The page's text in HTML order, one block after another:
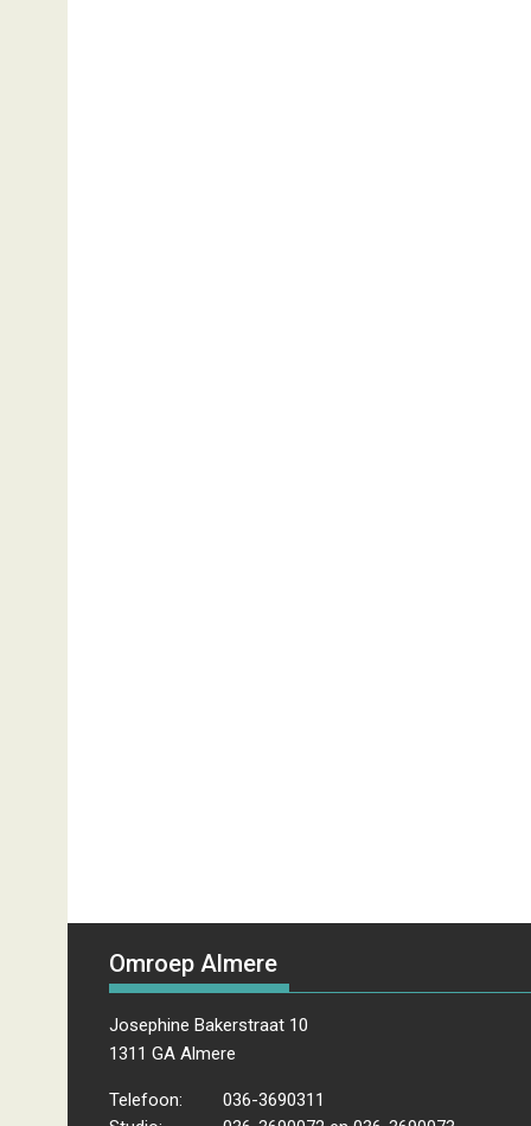
Omroep Almere
Josephine Bakerstraat 10
1311 GA Almere
Telefoon:
036-3690311